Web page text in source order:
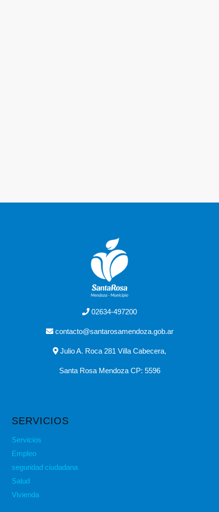
02634-497200
contacto@santarosamendoza.gob.ar
Julio A. Roca 281 Villa Cabecera,
Santa Rosa Mendoza CP: 5596
SERVICIOS
Servicios
Empleo
seguridad ciudadana
Salud
Vivienda